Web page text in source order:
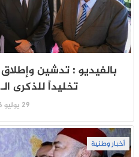
بالفيديو : تدشين
تخليداً للذكرى الـ27 لعيد العرش
29 يوليو 2026
أخبار وطنية